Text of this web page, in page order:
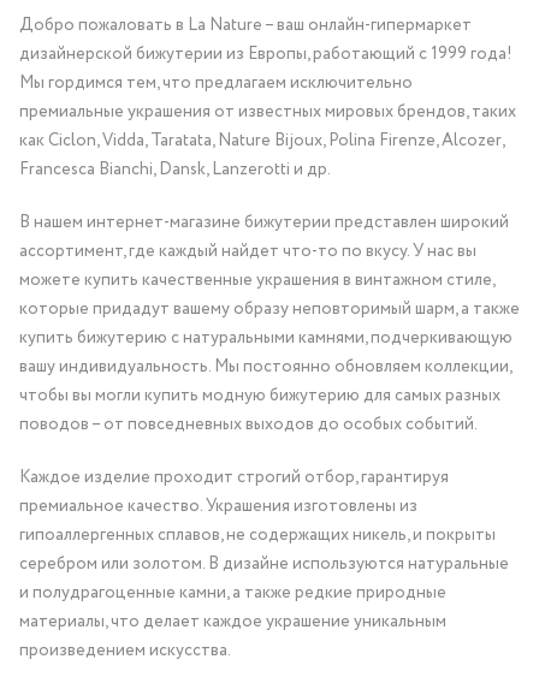
Добро пожаловать в La Nature – ваш онлайн-гипермаркет
дизайнерской бижутерии из Европы, работающий с 1999 года!
Мы гордимся тем, что предлагаем исключительно
премиальные украшения от известных мировых брендов, таких
как Ciclon, Vidda, Taratata, Nature Bijoux, Polina Firenze, Alcozer,
Francesca Bianchi, Dansk, Lanzerotti и др.
В нашем интернет-магазине бижутерии представлен широкий
ассортимент, где каждый найдет что-то по вкусу. У нас вы
можете купить качественные украшения в винтажном стиле,
которые придадут вашему образу неповторимый шарм, а также
купить бижутерию с натуральными камнями, подчеркивающую
вашу индивидуальность. Мы постоянно обновляем коллекции,
чтобы вы могли купить модную бижутерию для самых разных
поводов – от повседневных выходов до особых событий.
Каждое изделие проходит строгий отбор, гарантируя
премиальное качество. Украшения изготовлены из
гипоаллергенных сплавов, не содержащих никель, и покрыты
серебром или золотом. В дизайне используются натуральные
и полудрагоценные камни, а также редкие природные
материалы, что делает каждое украшение уникальным
произведением искусства.